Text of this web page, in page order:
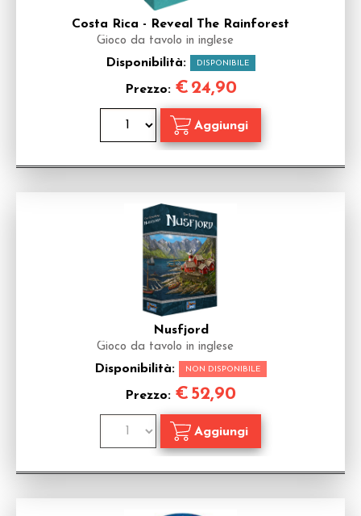
Costa Rica - Reveal The Rainforest
Gioco da tavolo in inglese
Disponibilità: DISPONIBILE
Prezzo: € 24,90
Nusfjord
Gioco da tavolo in inglese
Disponibilità: NON DISPONIBILE
Prezzo: € 52,90